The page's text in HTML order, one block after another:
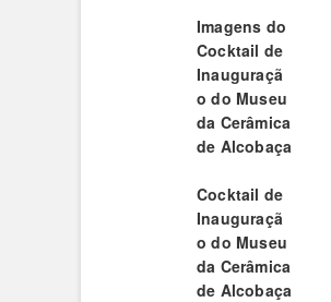
Imagens do
Cocktail de
Inauguraçã
o do Museu
da Cerâmica
de Alcobaça
Cocktail de
Inauguraçã
o do Museu
da Cerâmica
de Alcobaça